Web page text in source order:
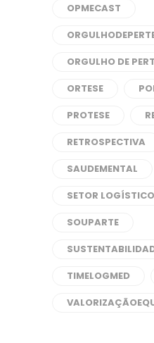
OPMECAST
ORGULHO DE
ORTESE
PROTESE
RETROSPECTIVA
SAUDEMENTAL
SETOR LOGÍSTICO
SOUPARTE
TIMELOGMED